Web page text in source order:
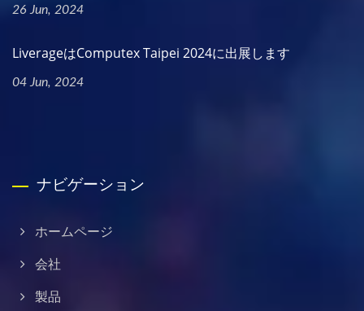
26 Jun, 2024
LiverageはComputex Taipei 2024に出展します
04 Jun, 2024
ナビゲーション
ホームページ
会社
製品